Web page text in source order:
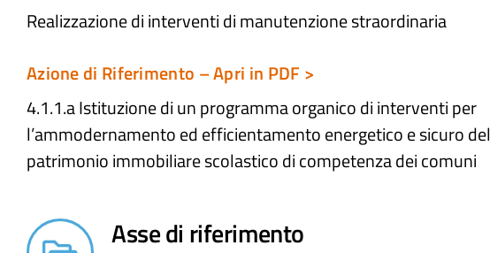
Realizzazione di interventi di manutenzione straordinaria
Azione di Riferimento – Apri in PDF >
4.1.1.a Istituzione di un programma organico di interventi per
l’ammodernamento ed efficientamento energetico e sicuro del
patrimonio immobiliare scolastico di competenza dei comuni
Asse di riferimento